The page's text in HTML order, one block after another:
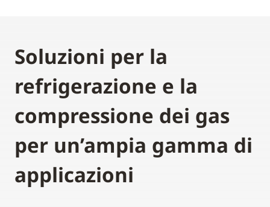
Soluzioni per la
refrigerazione e la
compressione dei gas
per un’ampia gamma di
applicazioni